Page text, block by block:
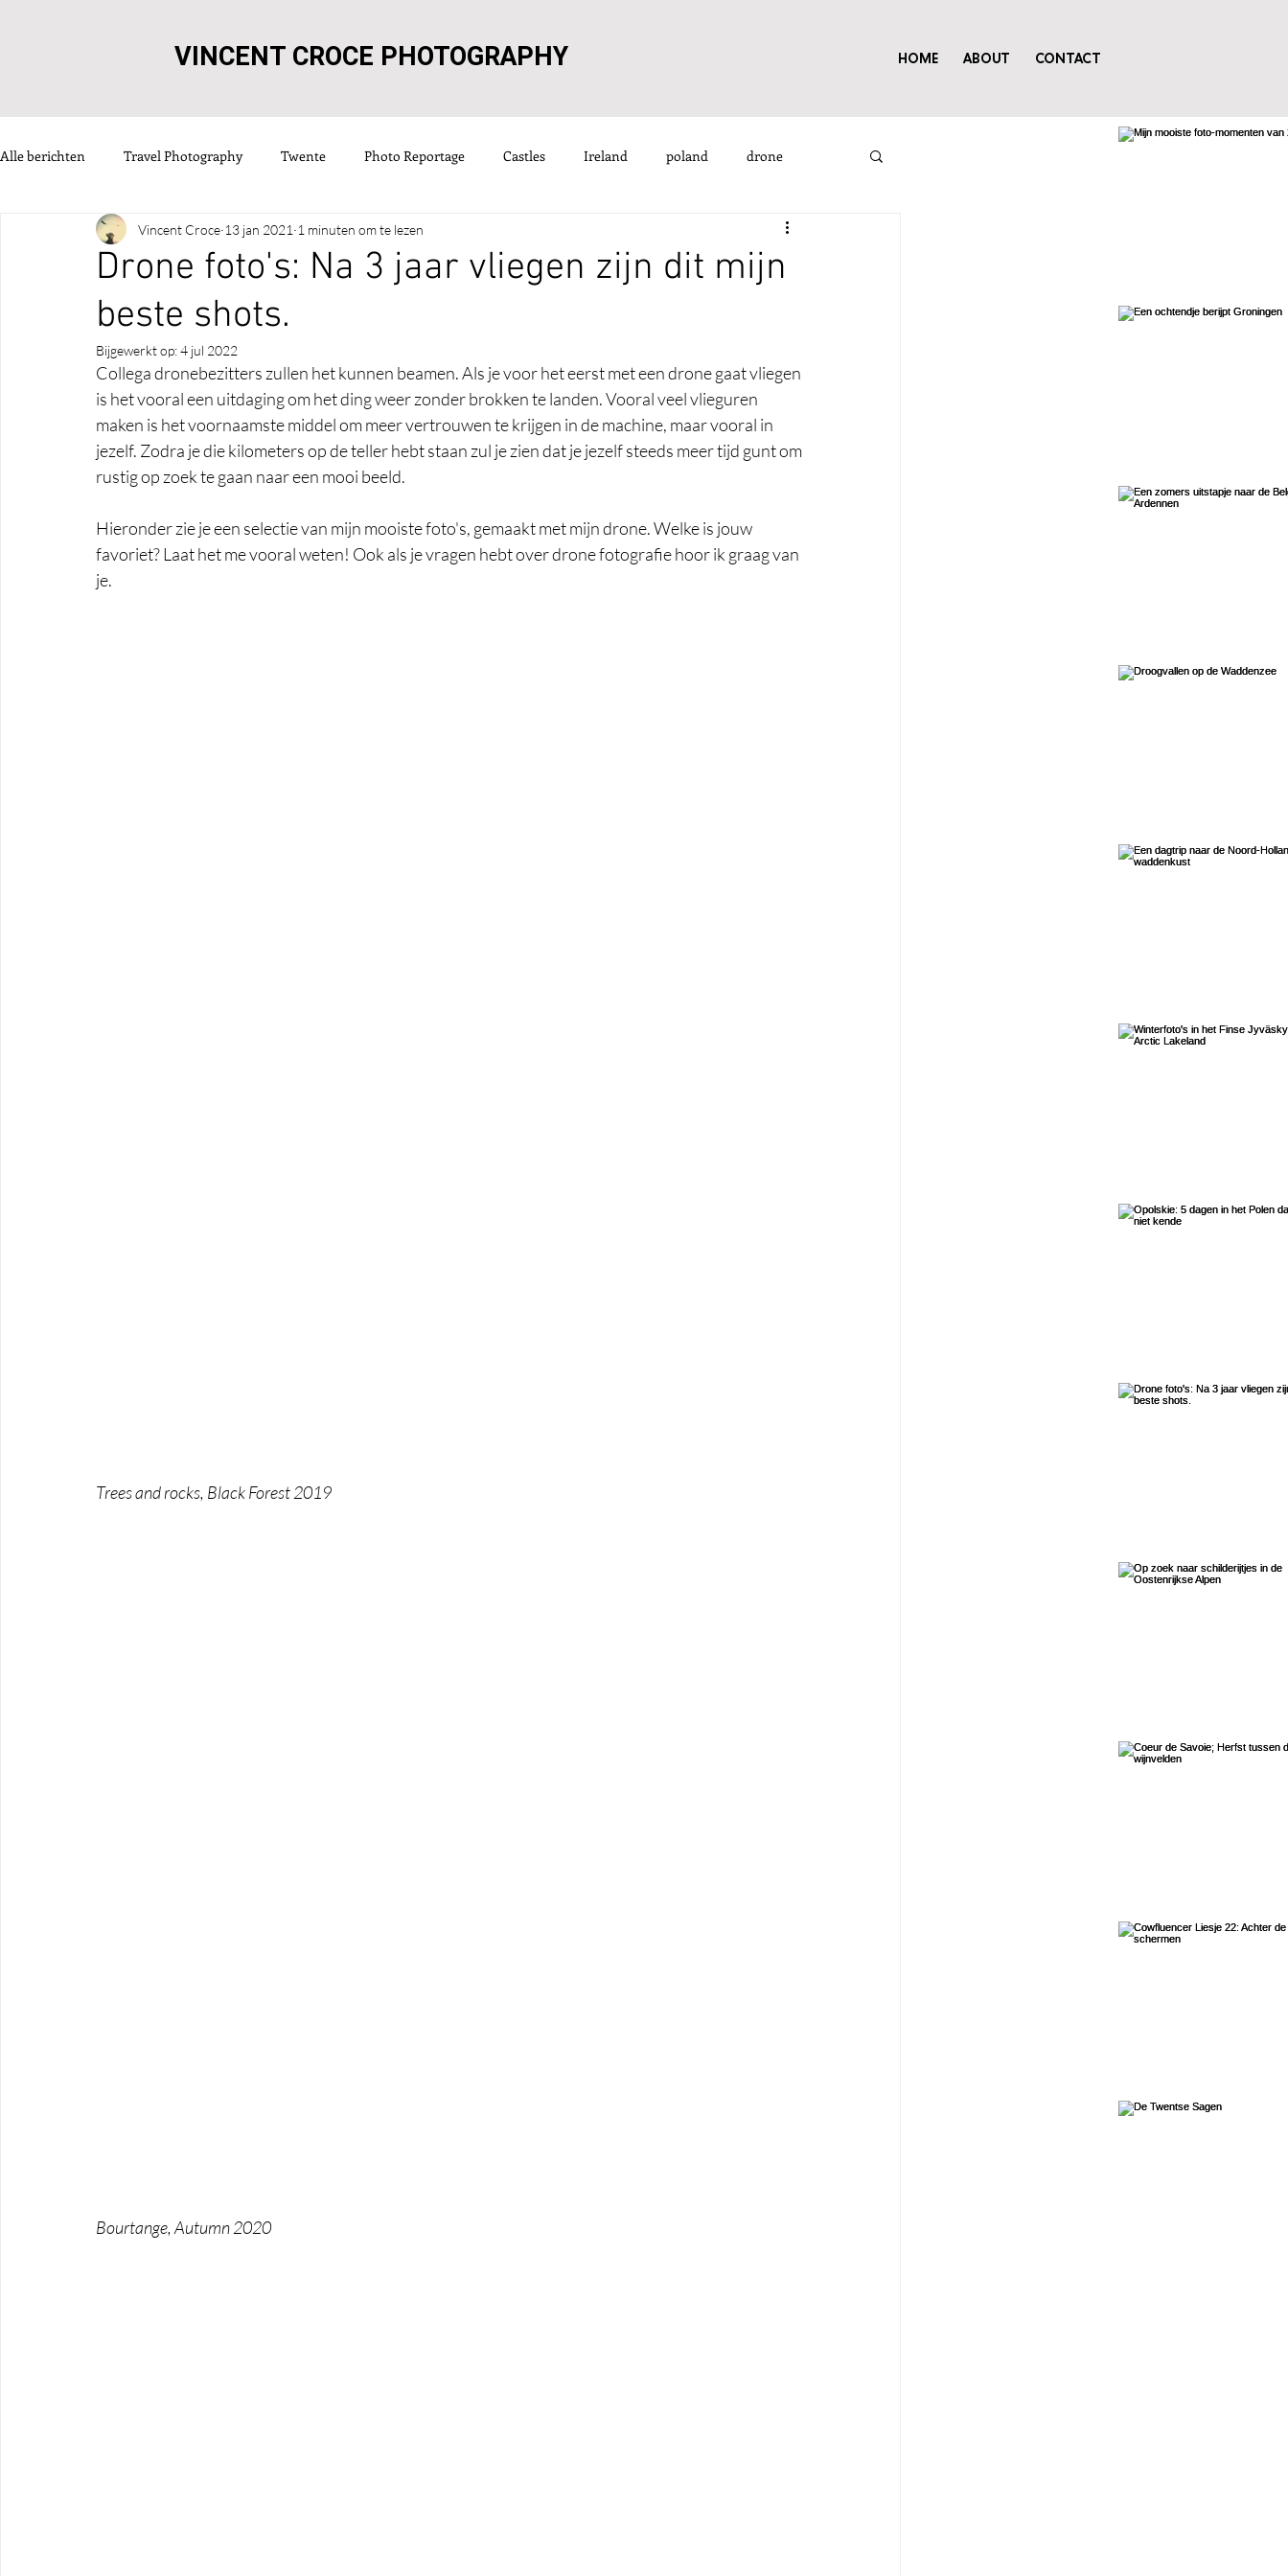
VINCENT CROCE PHOTOGRAPHY HOME ABOUT CONTACT
Alle berichten Travel Photography Twente Photo Reportage Castles Ireland poland drone
France Duitsland België winter Oostenrijk
Galerij Frankrijk
Drone foto's: Na 3 jaar vliegen zijn dit mijn
beste shots.
Vincent Croce 13 jan 2021 1 minuten om te lezen
Bijgewerkt op:4 jul 2022
Collega dronebezitters zullen het kunnen beamen. Als je voor het eerst met een drone gaat vliegen
is het vooral een uitdaging om het ding weer zonder brokken te landen. Vooral veel vlieguren
maken is het voornaamste middel om meer vertrouwen te krijgen in de machine, maar vooral in
jezelf. Zodra je die kilometers op de teller hebt staan zul je zien dat je jezelf steeds meer tijd gunt om
rustig op zoek te gaan naar een mooi beeld.
Hieronder zie je een selectie van mijn mooiste foto's, gemaakt met mijn drone. Welke is jouw
favoriet? Laat het me vooral weten! Ook als je vragen hebt over drone fotografie hoor ik graag van
je.
Trees and rocks, Black Forest 2019
Bourtange, Autumn 2020